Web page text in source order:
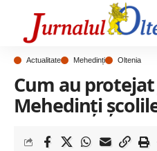
Actualitate Mehedinți Oltenia
Cum au
Mehedinți